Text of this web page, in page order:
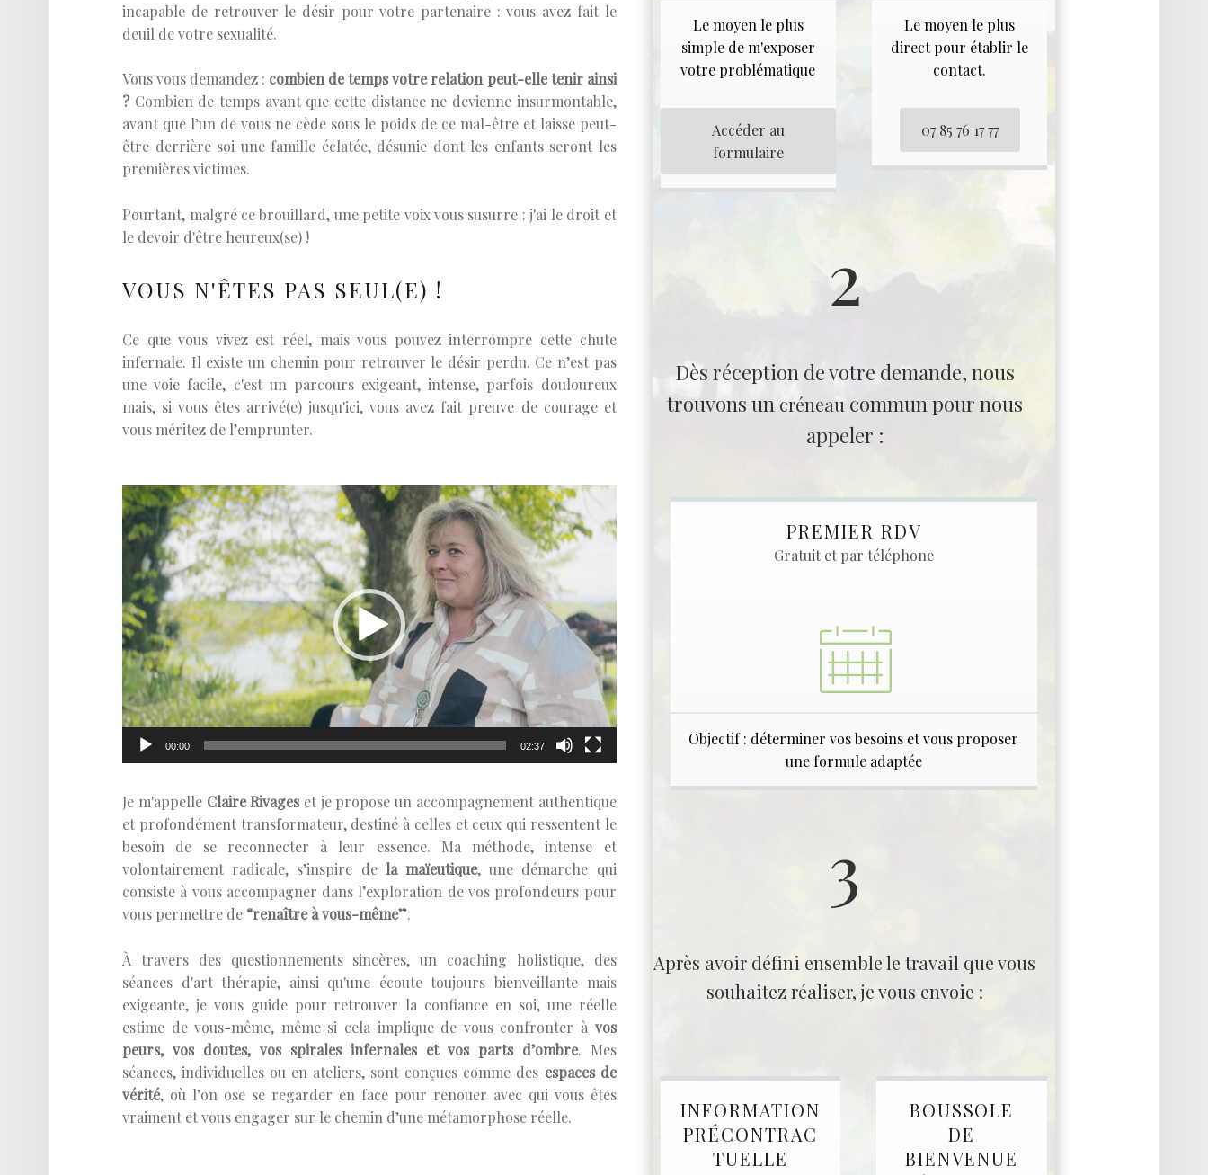
incapable de retrouver le désir pour votre partenaire : vous avez fait le
deuil de votre sexualité.
Vous vous demandez : combien de temps votre relation peut-elle tenir ainsi
?Combien de temps avant que cette distance ne devienne insurmontable,
avant que l’un de vous ne cède sous le poids de ce mal-être et laisse peut-
être derrière soi une famille éclatée, désunie dont les enfants seront les
premières victimes.
Pourtant, malgré ce brouillard, une petite voix vous susurre : j'ai le droit et
le devoir d'être heureux(se) !
VOUS N'ÊTES PAS SEUL(E) !
Ce que vous vivez est réel, mais vous pouvez interrompre cette chute
infernale. Il existe un chemin pour retrouver le désir perdu. Ce n’est pas
une voie facile, c'est un parcours exigeant, intense, parfois douloureux
mais, si vous êtes arrivé(e) jusqu'ici, vous avez fait preuve de courage et
vous méritez de l’emprunter.
Lecteur
vidéo
00:00 02:37
Je m'appelle Claire Rivageset je propose un accompagnement authentique
et profondément transformateur, destiné à celles et ceux qui ressentent le
besoin de se reconnecter à leur essence. Ma méthode, intense et
volontairement radicale, s’inspire de la maïeutique, une démarche qui
consiste à vous accompagner dans l’exploration de vos profondeurs pour
vous permettre de “renaître à vous-même”.
À travers des questionnements sincères, un coaching holistique, des
séances d'art thérapie, ainsi qu'une écoute toujours bienveillante mais
exigeante, je vous guide pour retrouver la confiance en soi, une réelle
estime de vous-même, même si cela implique de vous confronter à vos
peurs, vos doutes, vos spirales infernales et vos parts d’ombre. Mes
séances, individuelles ou en ateliers, sont conçues comme des espaces de
vérité, où l’on ose se regarder en face pour renouer avec qui vous êtes
vraiment et vous engager sur le chemin d’une métamorphose réelle.
Le moyen le plus
simple de m'exposer
votre problématique
Accéder au
formulaire
Le moyen le plus
direct pour établir le
contact.
07 85 76 17 77
2
Dès réception de votre demande, nous
trouvons un créneau commun pour nous
appeler :
PREMIER RDV
Gratuit et par téléphone
Objectif : déterminer vos besoins et vous proposer
une formule adaptée
3
Après avoir défini ensemble le travail que vous
souhaitez réaliser, je vous envoie :
INFORMATION
PRÉCONTRAC
TUELLE
BOUSSOLE
DE
BIENVENUE